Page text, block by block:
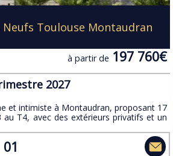
Toulouse Montaudran
à partir de 197 760€
2027
et intimiste à Montaudran, proposant 17
T4, avec des extérieurs privatifs et un